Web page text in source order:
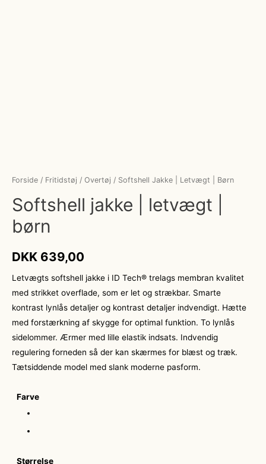
Forside / Fritidstøj / Overtøj / Softshell Jakke | Letvægt | Børn
Softshell jakke | letvægt |
børn
DKK 639,00
Letvægts softshell jakke i ID Tech® trelags membran kvalitet
med strikket overflade, som er let og strækbar. Smarte
kontrast lynlås detaljer og kontrast detaljer indvendigt. Hætte
med forstærkning af skygge for optimal funktion. To lynlås
sidelommer. Ærmer med lille elastik indsats. Indvendig
regulering forneden så der kan skærmes for blæst og træk.
Tætsiddende model med slank moderne pasform.
Farve
Størrelse